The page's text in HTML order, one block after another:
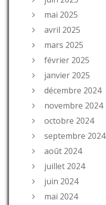
mai 2025
avril 2025
mars 2025
février 2025
janvier 2025
décembre 2024
novembre 2024
octobre 2024
septembre 2024
août 2024
juillet 2024
juin 2024
mai 2024